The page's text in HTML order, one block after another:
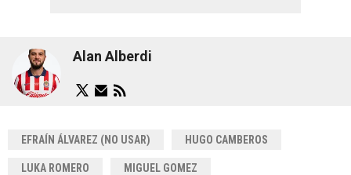
Alan Alberdi
EFRAÍN ÁLVAREZ (NO USAR) HUGO CAMBEROS
LUKA ROMERO MIGUEL GOMEZ